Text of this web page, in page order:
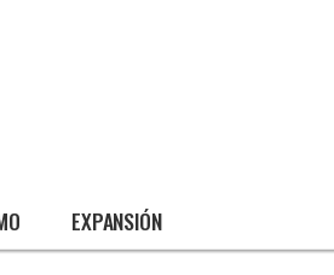
EXPANSIÓN